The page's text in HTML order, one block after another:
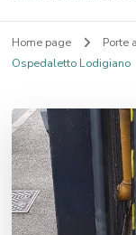
Home page Porte
Ospedaletto Lodigiano